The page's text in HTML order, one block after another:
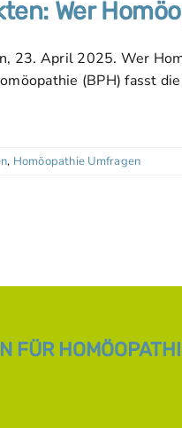
Wer
23. April 2025. Wer
(BPH) fasst
, Homöopathie Umfragen
FÜR